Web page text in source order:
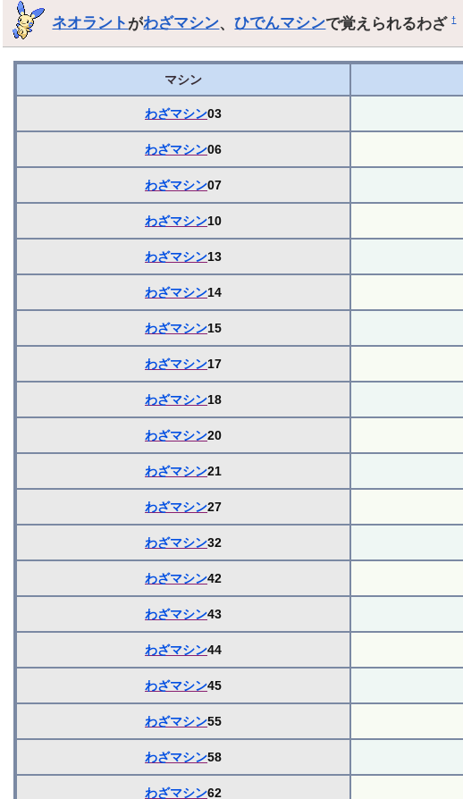
ネオラントがわざマシン、ひでんマシンで覚えられるわざ†
マシン
わざマシン03
わざマシン06
わざマシン07
わざマシン10
わざマシン13
わざマシン14
わざマシン15
わざマシン17
わざマシン18
わざマシン20
わざマシン21
わざマシン27
わざマシン32
わざマシン42
わざマシン43
わざマシン44
わざマシン45
わざマシン55
わざマシン58
わざマシン62